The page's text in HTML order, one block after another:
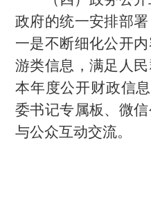
政府的统一安排部
一是不断细化公开
游类信息，满足人
本年度公开财政信息
委书记专属板、微
与公众互动交流。